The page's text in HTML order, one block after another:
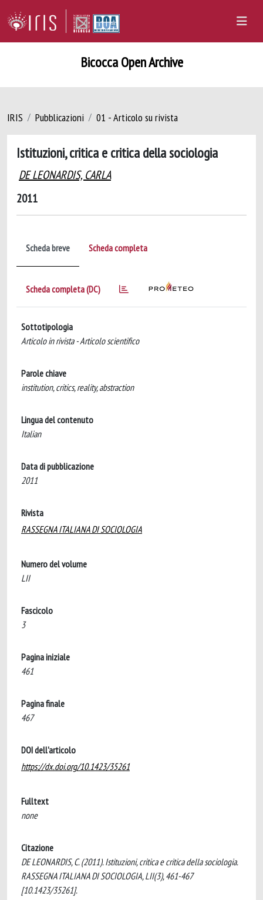
Bicocca Open Archive
IRIS Pubblicazioni 01 - Articolo su rivista
Istituzioni, critica e critica della sociologia
DE LEONARDIS, CARLA
2011
Scheda breve Scheda completa
Scheda completa (DC)
Sottotipologia
Articolo in rivista - Articolo scientifico
Parole chiave
institution, critics, reality, abstraction
Lingua del contenuto
Italian
Data di pubblicazione
2011
Rivista
RASSEGNA ITALIANA DI SOCIOLOGIA
Numero del volume
LII
Fascicolo
3
Pagina iniziale
461
Pagina finale
467
DOI dell'articolo
https://dx.doi.org/10.1423/35261
Fulltext
none
Citazione
DE LEONARDIS, C. (2011). Istituzioni, critica e critica della sociologia.
RASSEGNA ITALIANA DI SOCIOLOGIA, LII(3), 461-467
[10.1423/35261].